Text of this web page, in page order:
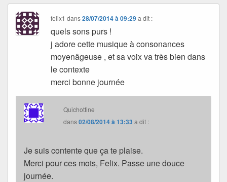
felix1 dans28/07/2014 à 09:29 a dit :
quels sons purs !
j adore cette musique à consonances
moyenâgeuse , et sa voix va très bien dans
le contexte
merci bonne journée
Quichottine
dans02/08/2014 à 13:33 a dit :
Je suis contente que ça te plaise.
Merci pour ces mots, Felix. Passe une douce
journée.